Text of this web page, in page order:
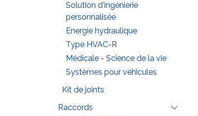
Solution d'ingénierie
personnalisée
Energie hydraulique
Type HVAC-R
Médicale - Science de la vie
Systèmes pour véhicules
Kit de joints
Raccords